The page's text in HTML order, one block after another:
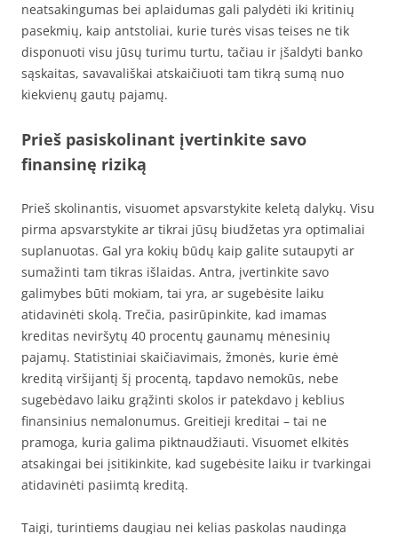
neatsakingumas bei aplaidumas gali palydėti iki kritinių
pasekmių, kaip antstoliai, kurie turės visas teises ne tik
disponuoti visu jūsų turimu turtu, tačiau ir įšaldyti banko
sąskaitas, savavališkai atskaičiuoti tam tikrą sumą nuo
kiekvienų gautų pajamų.
Prieš pasiskolinant įvertinkite savo
finansinę riziką
Prieš skolinantis, visuomet apsvarstykite keletą dalykų. Visu
pirma apsvarstykite ar tikrai jūsų biudžetas yra optimaliai
suplanuotas. Gal yra kokių būdų kaip galite sutaupyti ar
sumažinti tam tikras išlaidas. Antra, įvertinkite savo
galimybes būti mokiam, tai yra, ar sugebėsite laiku
atidavinėti skolą. Trečia, pasirūpinkite, kad imamas
kreditas neviršytų 40 procentų gaunamų mėnesinių
pajamų. Statistiniai skaičiavimais, žmonės, kurie ėmė
kreditą viršijantį šį procentą, tapdavo nemokūs, nebe
sugebėdavo laiku grąžinti skolos ir patekdavo į keblius
finansinius nemalonumus. Greitieji kreditai – tai ne
pramoga, kuria galima piktnaudžiauti. Visuomet elkitės
atsakingai bei įsitikinkite, kad sugebėsite laiku ir tvarkingai
atidavinėti pasiimtą kreditą.
Taigi, turintiems daugiau nei kelias paskolas naudinga